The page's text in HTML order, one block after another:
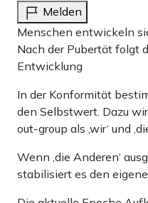
Melden
Menschen entwickeln
Nach der Pubertät folgt
Entwicklung
In der Konformität
den Selbstwert. Dazu
out-group als ‚wir‘ und
Wenn ‚die Anderen‘
stabilisiert es den